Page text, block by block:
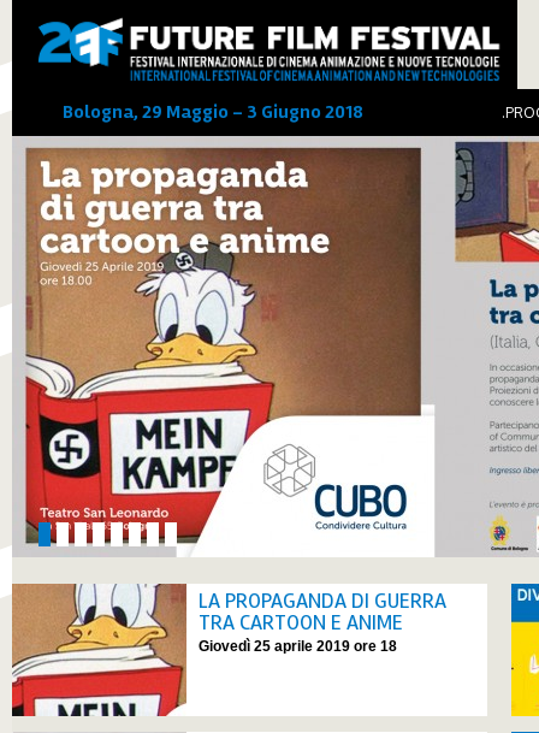
Bologna, 29 Maggio - 3 Giugno 2018 .
LA PROPAGANDA DI GUERRA
TRA CARTOON E ANIME
Giovedì 25 aprile 2019 ore 18